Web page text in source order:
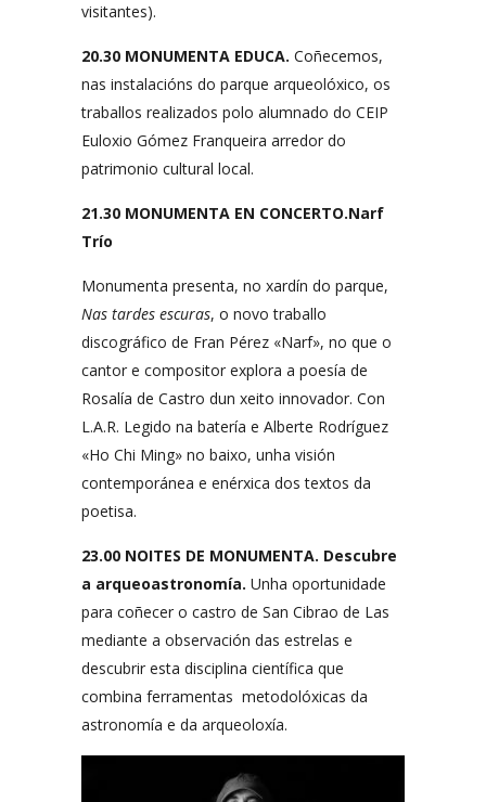
visitantes).
20.30 MONUMENTA EDUCA. Coñecemos,
nas instalacións do parque arqueolóxico, os
traballos realizados polo alumnado do CEIP
Euloxio Gómez Franqueira arredor do
patrimonio cultural local.
21.30 MONUMENTA EN CONCERTO.Narf
Trío
Monumenta presenta, no xardín do parque,
Nas tardes escuras, o novo traballo
discográfico de Fran Pérez «Narf», no que o
cantor e compositor explora a poesía de
Rosalía de Castro dun xeito innovador. Con
L.A.R. Legido na batería e Alberte Rodríguez
«Ho Chi Ming» no baixo, unha visión
contemporánea e enérxica dos textos da
poetisa.
23.00 NOITES DE MONUMENTA. Descubre
a arqueoastronomía. Unha oportunidade
para coñecer o castro de San Cibrao de Las
mediante a observación das estrelas e
descubrir esta disciplina científica que
combina ferramentas metodolóxicas da
astronomía e da arqueoloxía.